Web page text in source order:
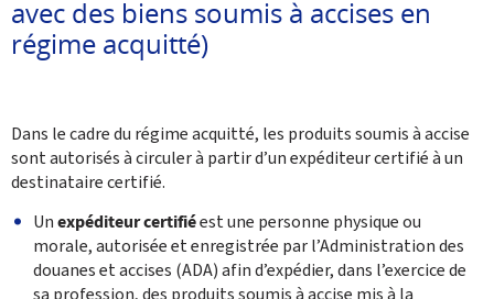
avec des biens soumis à accises en
régime acquitté)
Dans le cadre du régime acquitté, les produits soumis à accise
sont autorisés à circuler à partir d’un expéditeur certifié à un
destinataire certifié.
Unexpéditeur certifiéest une personne physique ou
morale, autorisée et enregistrée par l’Administration des
douanes et accises (ADA) afin d’expédier, dans l’exercice de
sa ‎profession, des produits ‎soumis à accise mis à la